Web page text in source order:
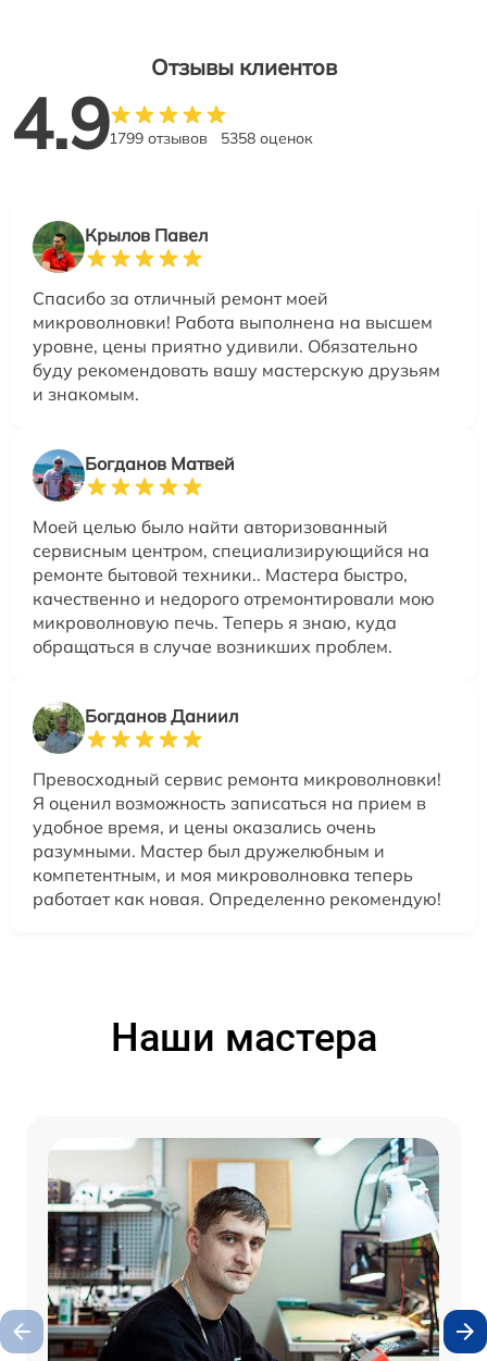
Отзывы клиентов
4.91799 отзывов 5358 оценок
Крылов Павел
Спасибо за отличный ремонт моей
микроволновки! Работа выполнена на высшем
уровне, цены приятно удивили. Обязательно
буду рекомендовать вашу мастерскую друзьям
и знакомым.
Богданов Матвей
Моей целью было найти авторизованный
сервисным центром, специализирующийся на
ремонте бытовой техники.. Мастера быстро,
качественно и недорого отремонтировали мою
микроволновую печь. Теперь я знаю, куда
обращаться в случае возникших проблем.
Богданов Даниил
Превосходный сервис ремонта микроволновки!
Я оценил возможность записаться на прием в
удобное время, и цены оказались очень
разумными. Мастер был дружелюбным и
компетентным, и моя микроволновка теперь
работает как новая. Определенно рекомендую!
Наши мастера